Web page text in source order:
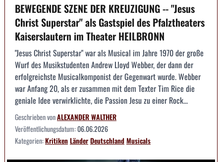
BEWEGENDE SZENE DER KREUZIGUNG -- "Jesus
Christ Superstar" als Gastspiel des Pfalztheaters
Kaiserslautern im Theater HEILBRONN
"Jesus Christ Superstar" war als Musical im Jahre 1970 der große
Wurf des Musikstudenten Andrew Lloyd Webber, der dann der
erfolgreichste Musicalkomponist der Gegenwart wurde. Webber
war Anfang 20, als er zusammen mit dem Texter Tim Rice die
geniale Idee verwirklichte, die Passion Jesu zu einer Rock...
Geschrieben vonALEXANDER WALTHER
Veröffentlichungsdatum:06.06.2026
Kategorien:KritikenLänderDeutschlandMusicals